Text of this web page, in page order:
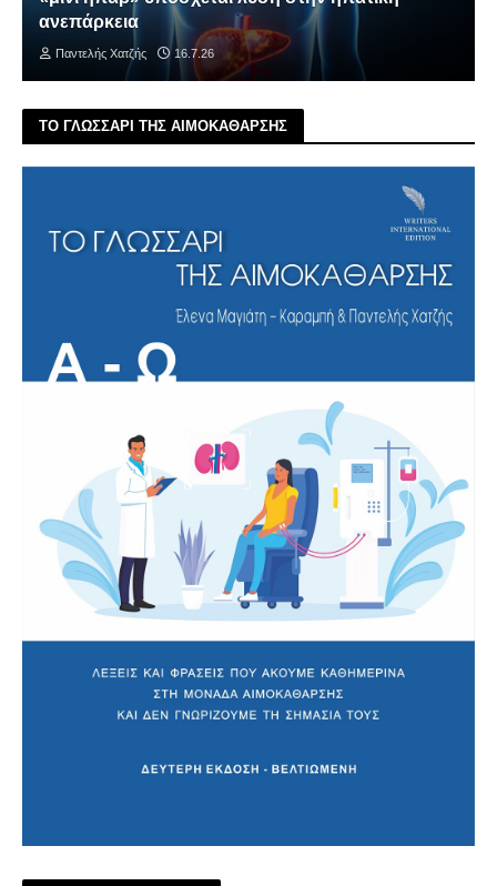
ανεπάρκεια
Παντελής Χατζής 16.7.26
ΤΟ ΓΛΩΣΣΑΡΙ ΤΗΣ ΑΙΜΟΚΑΘΑΡΣΗΣ